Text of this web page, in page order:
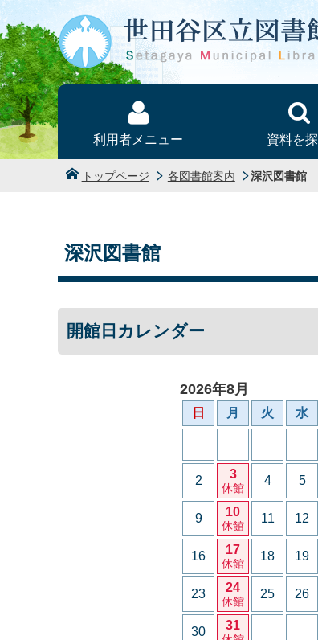
本文へ
利用者メニュー 資料を
トップページ 各図書館案内 深沢図書館
深沢図書館
開館日カレンダー
2026年8月
日 月 火 水
2 3
休館
4 5
9 10
休館
11 12
16 17
休館
18 19
23 24
休館
25 26
30 31